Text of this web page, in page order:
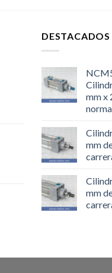
DESTACADOS
mm x
mm
mm